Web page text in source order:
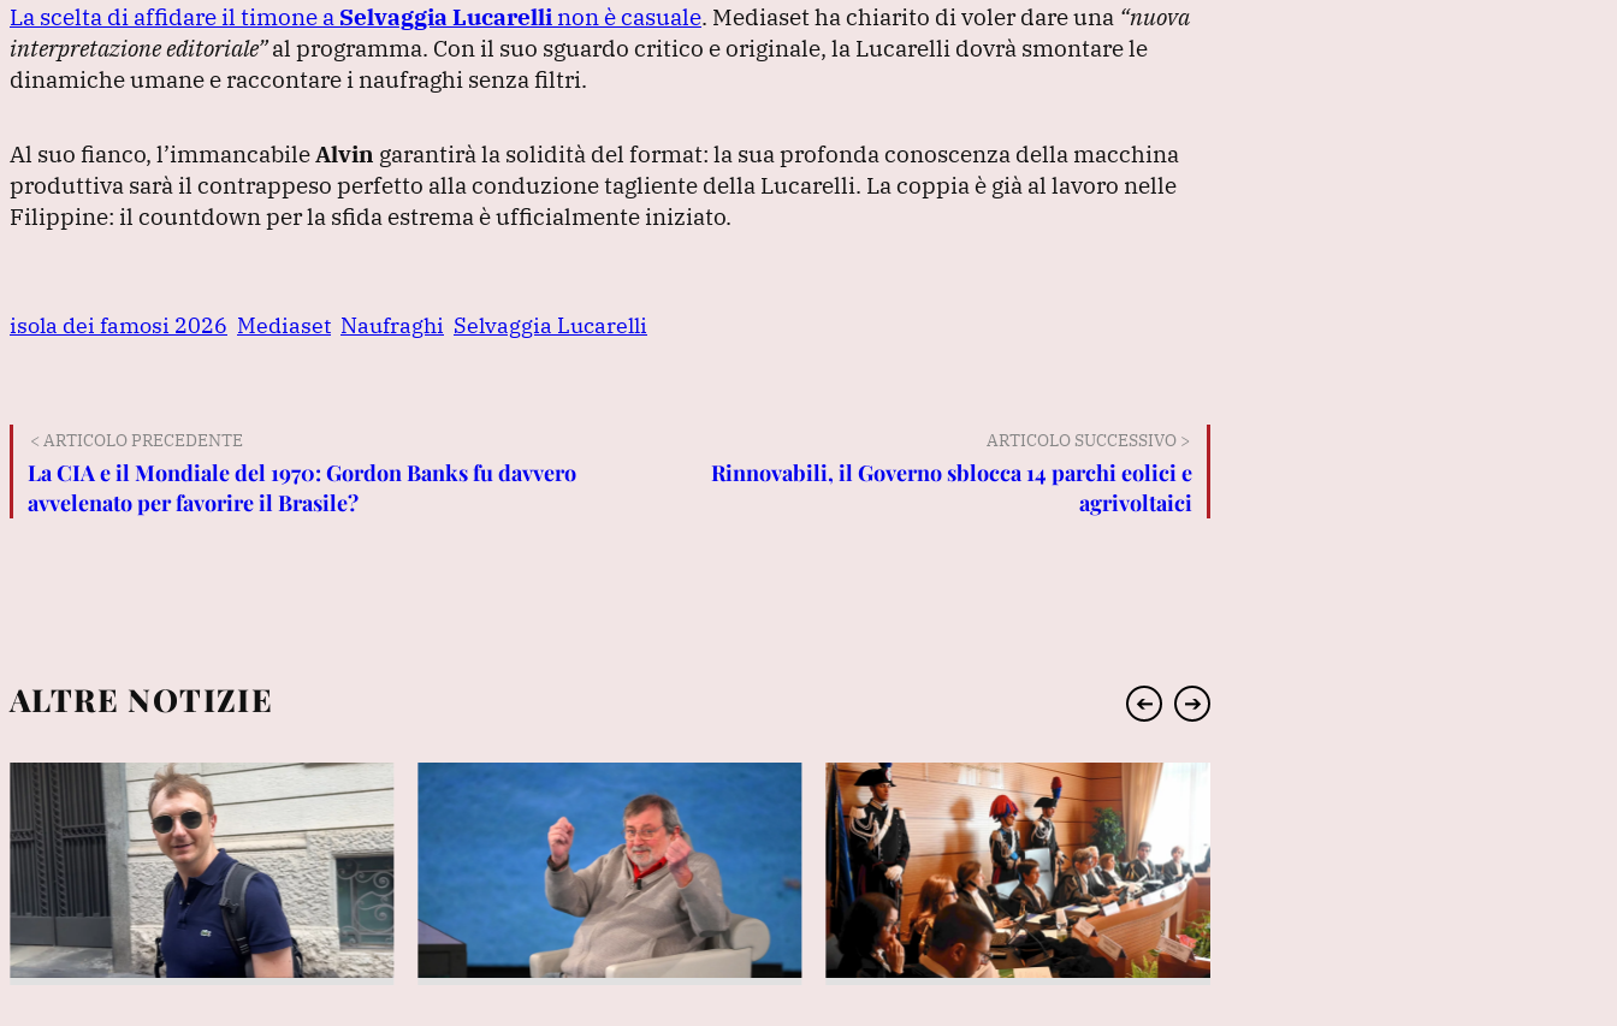
La scelta di affidare il timone a Selvaggia Lucarelli non è casuale. Mediaset ha chiarito di voler dare una “nuova
interpretazione editoriale”al programma. Con il suo sguardo critico e originale, la Lucarelli dovrà smontare le
dinamiche umane e raccontare i naufraghi senza filtri.
Al suo fianco, l’immancabile Alvin garantirà la solidità del format: la sua profonda conoscenza della macchina
produttiva sarà il contrappeso perfetto alla conduzione tagliente della Lucarelli. La coppia è già al lavoro nelle
Filippine: il countdown per la sfida estrema è ufficialmente iniziato.
isola dei famosi 2026 Mediaset Naufraghi Selvaggia Lucarelli
< ARTICOLO PRECEDENTE
La CIA e il Mondiale del 1970: Gordon Banks fu davvero
avvelenato per favorire il Brasile?
ARTICOLO SUCCESSIVO >
Rinnovabili, il Governo sblocca 14 parchi eolici e
agrivoltaici
ALTRE NOTIZIE ➔ ➔